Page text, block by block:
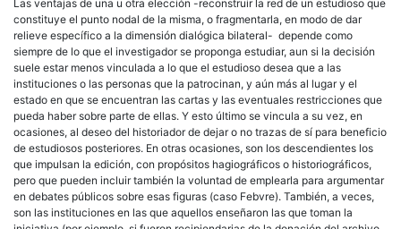
Las ventajas de una u otra elección -reconstruir la red de un estudioso que
constituye el punto nodal de la misma, o fragmentarla, en modo de dar
relieve específico a la dimensión dialógica bilateral- depende como
siempre de lo que el investigador se proponga estudiar, aun si la decisión
suele estar menos vinculada a lo que el estudioso desea que a las
instituciones o las personas que la patrocinan, y aún más al lugar y el
estado en que se encuentran las cartas y las eventuales restricciones que
pueda haber sobre parte de ellas. Y esto último se vincula a su vez, en
ocasiones, al deseo del historiador de dejar o no trazas de sí para beneficio
de estudiosos posteriores. En otras ocasiones, son los descendientes los
que impulsan la edición, con propósitos hagiográficos o historiográficos,
pero que pueden incluir también la voluntad de emplearla para argumentar
en debates públicos sobre esas figuras (caso Febvre). También, a veces,
son las instituciones en las que aquellos enseñaron las que toman la